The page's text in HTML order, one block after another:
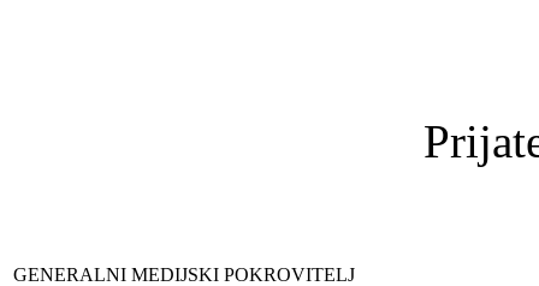
GENERALNI MEDIJSKI POKROVITELJ